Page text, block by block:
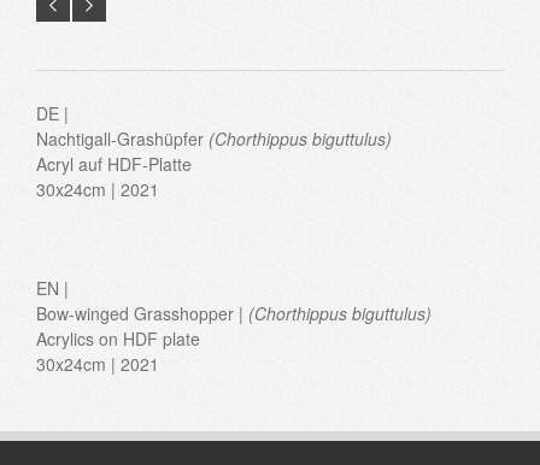
DE |
Nachtigall-Grashüpfer (Chorthippus biguttulus)
Acryl auf HDF-Platte
30x24cm | 2021
EN |
Bow-winged Grasshopper | (Chorthippus biguttulus)
Acrylics on HDF plate
30x24cm | 2021